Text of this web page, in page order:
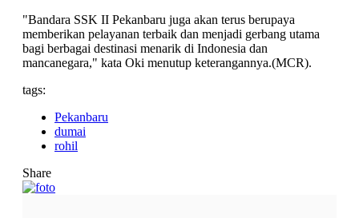
"Bandara SSK II Pekanbaru juga akan terus berupaya
memberikan pelayanan terbaik dan menjadi gerbang utama
bagi berbagai destinasi menarik di Indonesia dan
mancanegara," kata Oki menutup keterangannya.(MCR).
tags:
Pekanbaru
dumai
rohil
Share